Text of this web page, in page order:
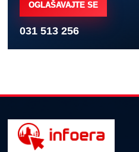
OGLAŠAVAJTE SE
031 513 256